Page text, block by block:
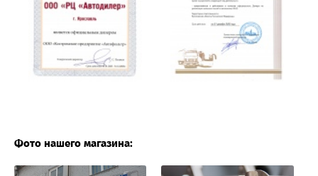
Фото нашего магазина: